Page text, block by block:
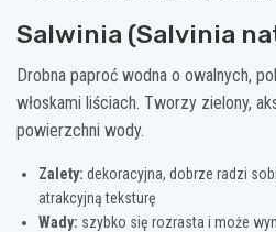
Salwinia (Salvinia
Drobna paproć wodna o owalnych,
włoskami liściach. Tworzy zielony,
powierzchni wody.
Zalety: dekoracyjna, dobrze radzi
atrakcyjną teksturę
Wady: szybko się rozrasta i może